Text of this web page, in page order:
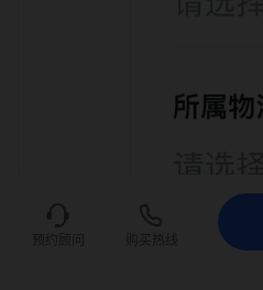
联系我们
预约顾问 购买热线